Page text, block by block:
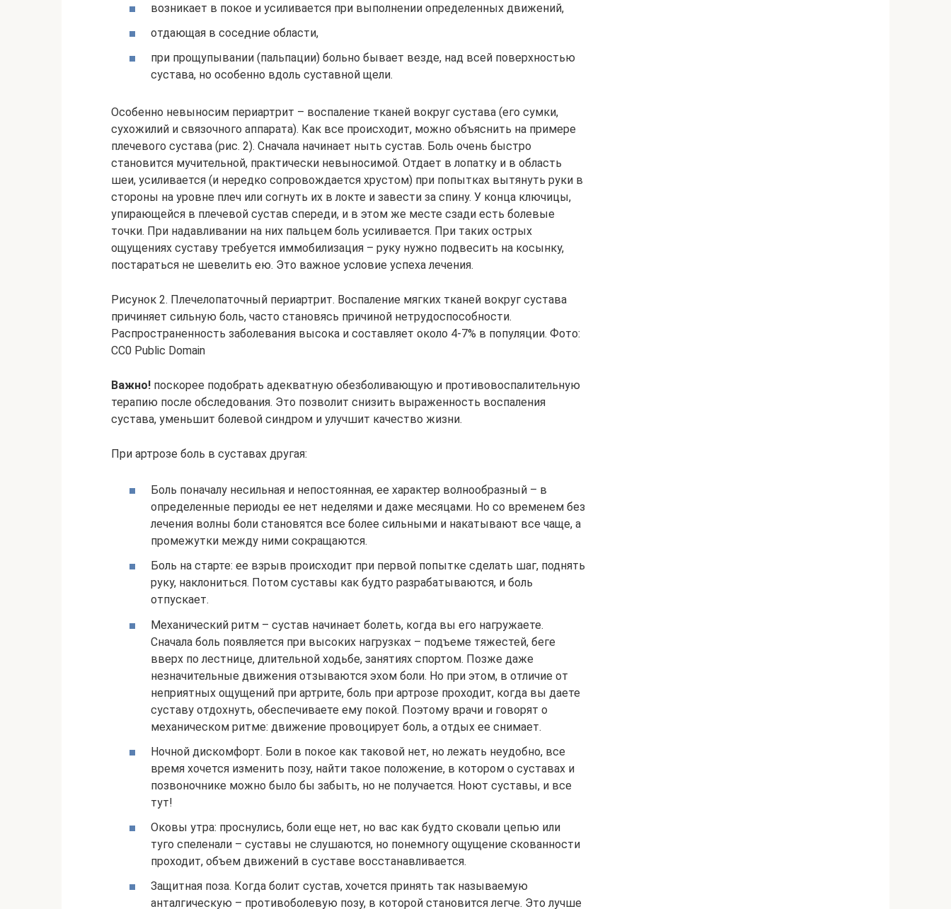
возникает в покое и усиливается при выполнении определенных движений,
отдающая в соседние области,
при прощупывании (пальпации) больно бывает везде, над всей поверхностью
сустава, но особенно вдоль суставной щели.
Особенно невыносим периартрит – воспаление тканей вокруг сустава (его сумки,
сухожилий и связочного аппарата). Как все происходит, можно объяснить на примере
плечевого сустава (рис. 2). Сначала начинает ныть сустав. Боль очень быстро
становится мучительной, практически невыносимой. Отдает в лопатку и в область
шеи, усиливается (и нередко сопровождается хрустом) при попытках вытянуть руки в
стороны на уровне плеч или согнуть их в локте и завести за спину. У конца ключицы,
упирающейся в плечевой сустав спереди, и в этом же месте сзади есть болевые
точки. При надавливании на них пальцем боль усиливается. При таких острых
ощущениях суставу требуется иммобилизация – руку нужно подвесить на косынку,
постараться не шевелить ею. Это важное условие успеха лечения.
Рисунок 2. Плечелопаточный периартрит. Воспаление мягких тканей вокруг сустава
причиняет сильную боль, часто становясь причиной нетрудоспособности.
Распространенность заболевания высока и составляет около 4-7% в популяции. Фото:
CC0 Public Domain
Важно! поскорее подобрать адекватную обезболивающую и противовоспалительную
терапию после обследования. Это позволит снизить выраженность воспаления
сустава, уменьшит болевой синдром и улучшит качество жизни.
При артрозе боль в суставах другая:
Боль поначалу несильная и непостоянная, ее характер волнообразный – в
определенные периоды ее нет неделями и даже месяцами. Но со временем без
лечения волны боли становятся все более сильными и накатывают все чаще, а
промежутки между ними сокращаются.
Боль на старте: ее взрыв происходит при первой попытке сделать шаг, поднять
руку, наклониться. Потом суставы как будто разрабатываются, и боль
отпускает.
Механический ритм – сустав начинает болеть, когда вы его нагружаете.
Сначала боль появляется при высоких нагрузках – подъеме тяжестей, беге
вверх по лестнице, длительной ходьбе, занятиях спортом. Позже даже
незначительные движения отзываются эхом боли. Но при этом, в отличие от
неприятных ощущений при артрите, боль при артрозе проходит, когда вы даете
суставу отдохнуть, обеспечиваете ему покой. Поэтому врачи и говорят о
механическом ритме: движение провоцирует боль, а отдых ее снимает.
Ночной дискомфорт. Боли в покое как таковой нет, но лежать неудобно, все
время хочется изменить позу, найти такое положение, в котором о суставах и
позвоночнике можно было бы забыть, но не получается. Ноют суставы, и все
тут!
Оковы утра: проснулись, боли еще нет, но вас как будто сковали цепью или
туго спеленали – суставы не слушаются, но понемногу ощущение скованности
проходит, объем движений в суставе восстанавливается.
Защитная поза. Когда болит сустав, хочется принять так называемую
анталгическую – противоболевую позу, в которой становится легче. Это лучше